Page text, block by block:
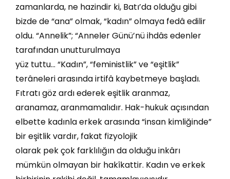
zamanlarda, ne hazindir ki, Batı’da olduğu gibi
bizde de “ana” olmak, “kadın” olmaya fedâ edilir
oldu. “Annelik”; “Anneler Günü’nü ihdâs edenler
tarafından unutturulmaya
yüz tuttu… “Kadın”, “feministlik” ve “eşitlik”
terâneleri arasında irtifâ kaybetmeye başladı.
Fıtratı göz ardı ederek eşitlik aranmaz,
aranamaz, aranmamalıdır. Hak-hukuk açısından
elbette kadınla erkek arasında “insan kimliğinde”
bir eşitlik vardır, fakat fizyolojik
olarak pek çok farklılığın da olduğu inkârı
mümkün olmayan bir hakîkattir. Kadın ve erkek